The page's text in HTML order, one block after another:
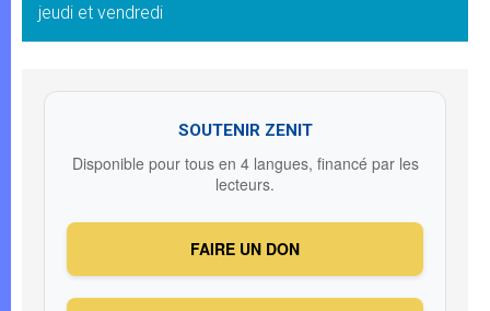
jeudi et vendredi
SOUTENIR ZENIT
Disponible pour tous en 4 langues, financé par les
lecteurs.
FAIRE UN DON